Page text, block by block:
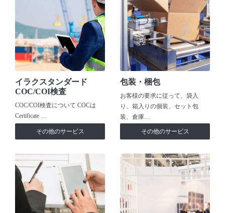
イラクスタンダード
COC/COI検査
COC/COI検査について COCは
Certificate …
その他のサービス
包装・梱包
お客様の要求に従って、袋入
り、箱入りの個装、セット包
装、倉庫…
その他のサービス